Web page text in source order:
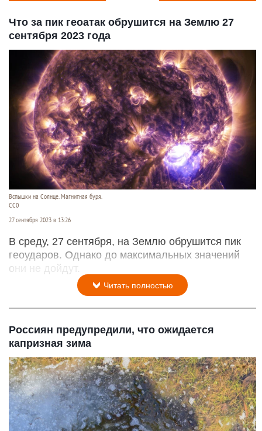
Что за пик геоатак обрушится на Землю 27
сентября 2023 года
Вспышки на Солнце. Магнитная буря.
СС0
27 сентября 2023 в 13:26
В среду, 27 сентября, на Землю обрушится пик
геоударов. Однако до максимальных значений
они не дойдут.
Читать полностью
Россиян предупредили, что ожидается
капризная зима